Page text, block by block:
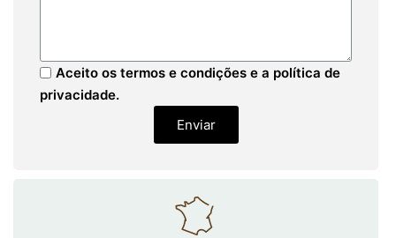
Aceito os termos e condições e a política de
privacidade.
Enviar